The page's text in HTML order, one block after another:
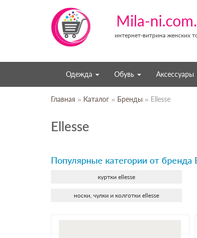
Mila-
интернет-витрина женских
Одежда Обувь Аксессуары
Главная » Каталог » Бренды » Ellesse
Ellesse
Популярные категории от бренда
куртки ellesse
носки, чулки и колготки ellesse